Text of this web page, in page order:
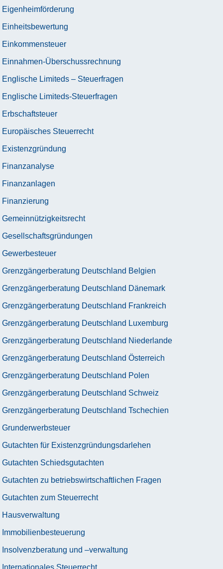
Eigenheimförderung
Einheitsbewertung
Einkommensteuer
Einnahmen-Überschussrechnung
Englische Limiteds – Steuerfragen
Englische Limiteds-Steuerfragen
Erbschaftsteuer
Europäisches Steuerrecht
Existenzgründung
Finanzanalyse
Finanzanlagen
Finanzierung
Gemeinnützigkeitsrecht
Gesellschaftsgründungen
Gewerbesteuer
Grenzgängerberatung Deutschland Belgien
Grenzgängerberatung Deutschland Dänemark
Grenzgängerberatung Deutschland Frankreich
Grenzgängerberatung Deutschland Luxemburg
Grenzgängerberatung Deutschland Niederlande
Grenzgängerberatung Deutschland Österreich
Grenzgängerberatung Deutschland Polen
Grenzgängerberatung Deutschland Schweiz
Grenzgängerberatung Deutschland Tschechien
Grunderwerbsteuer
Gutachten für Existenzgründungsdarlehen
Gutachten Schiedsgutachten
Gutachten zu betriebswirtschaftlichen Fragen
Gutachten zum Steuerrecht
Hausverwaltung
Immobilienbesteuerung
Insolvenzberatung und –verwaltung
Internationales Steuerrecht